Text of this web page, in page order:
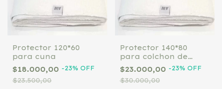
Protector 120*60
para cuna
$18.000,00 -23% OFF
$23.500,00
Protector 140*80
para colchon de
funcional
$23.000,00 -23% OFF
$30.000,00